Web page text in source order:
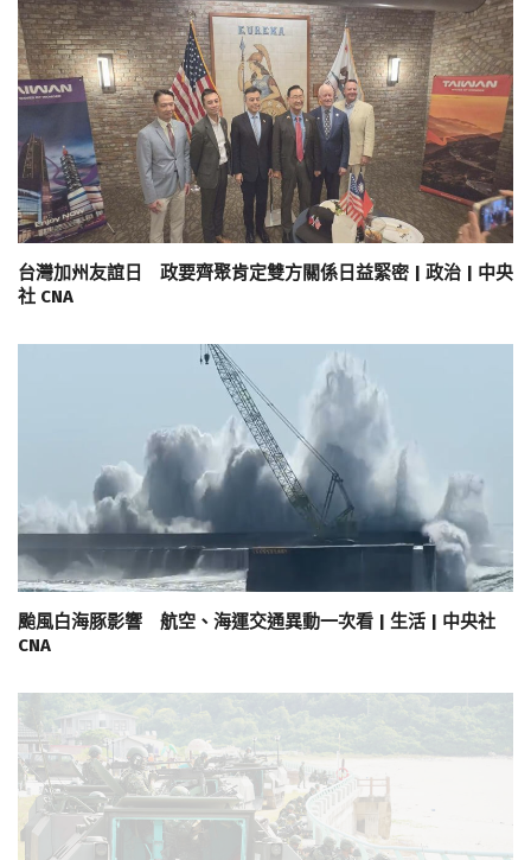
台灣加州友誼日 政要齊聚肯定雙方關係日益緊密 | 政治 | 中央
社 CNA
颱風白海豚影響 航空、海運交通異動一次看 | 生活 | 中央社
CNA